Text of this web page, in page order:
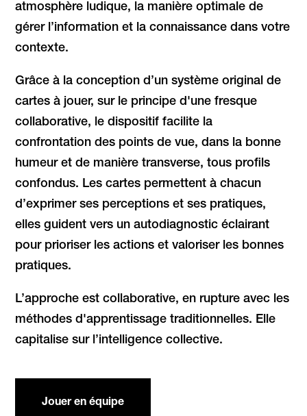
atmosphère ludique, la manière optimale de
gérer l’information et la connaissance dans votre
contexte.
Grâce à la conception d’un système original de
cartes à jouer, sur le principe d'une fresque
collaborative, le dispositif facilite la
confrontation des points de vue, dans la bonne
humeur et de manière transverse, tous profils
confondus. Les cartes permettent à chacun
d’exprimer ses perceptions et ses pratiques,
elles guident vers unautodiagnostic éclairant
pour prioriser les actions et valoriser les bonnes
pratiques.
L’approche est collaborative, en rupture avec les
méthodes d'apprentissage traditionnelles. Elle
capitalise sur l’intelligence collective.
Jouer en équipe